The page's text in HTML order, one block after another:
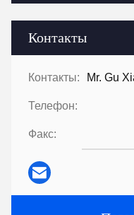
Контакты
Контакты: Mr. Gu
Телефон:
Факс: